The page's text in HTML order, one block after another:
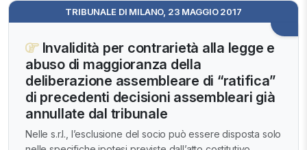
TRIBUNALE DI MILANO, 23 MAGGIO 2017
Invalidità per contrarietà alla legge e
abuso di maggioranza della
deliberazione assembleare di “ratifica”
di precedenti decisioni assembleari già
annullate dal tribunale
Nelle s.r.l., l’esclusione del socio può essere disposta solo